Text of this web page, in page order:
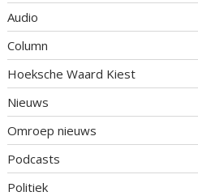
Audio
Column
Hoeksche Waard Kiest
Nieuws
Omroep nieuws
Podcasts
Politiek